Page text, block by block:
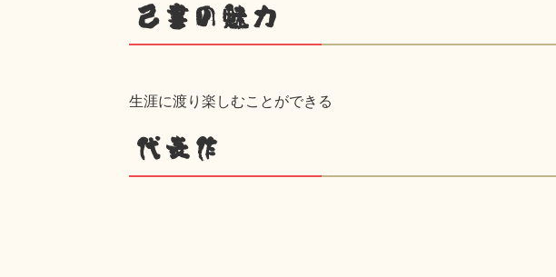
己書の魅力
生涯に渡り楽しむことができる
代表作